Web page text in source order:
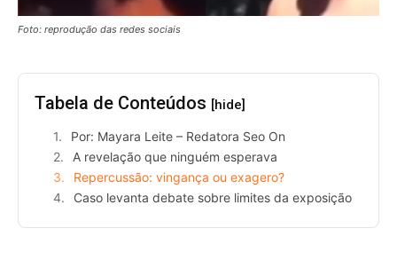
Foto: reprodução das redes sociais
Tabela de Conteúdos [hide]
Por: Mayara Leite – Redatora Seo On
A revelação que ninguém esperava
Repercussão: vingança ou exagero?
Caso levanta debate sobre limites da exposição